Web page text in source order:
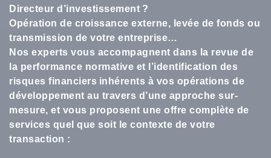
Directeur d’investissement ?
Opération de croissance externe, levée de fonds ou
transmission de votre entreprise…
Nos experts vous accompagnent dans la revue de
la performance normative et l’identification des
risques financiers inhérents à vos opérations de
développement au travers d’une approche sur-
mesure, et vous proposent une offre complète de
services quel que soit le contexte de votre
transaction :